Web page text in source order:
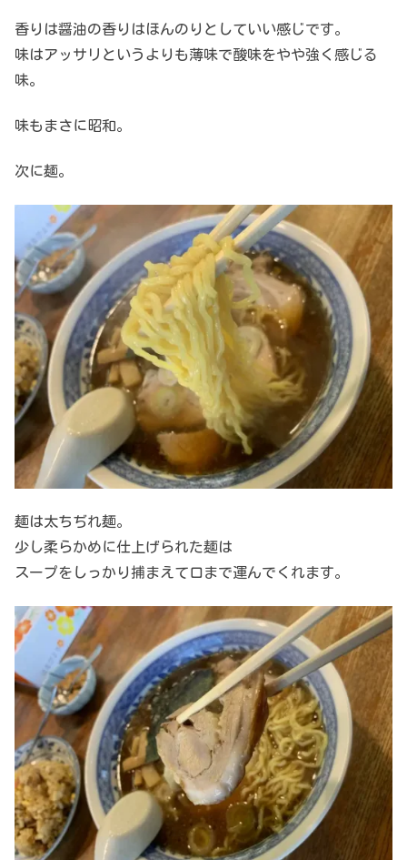
香りは醤油の香りはほんのりとしていい感じです。
味はアッサリというよりも薄味で酸味をやや強く感じる
味。
味もまさに昭和。
次に麺。
麺は太ちぢれ麺。
少し柔らかめに仕上げられた麺は
スープをしっかり捕まえて口まで運んでくれます。